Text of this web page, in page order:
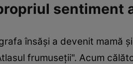
sentiment
însăşi a devenit mamă
frumuseţii". Acum